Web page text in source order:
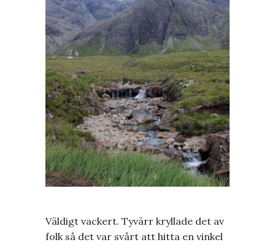
Väldigt vackert. Tyvärr kryllade det av
folk så det var svårt att hitta en vinkel